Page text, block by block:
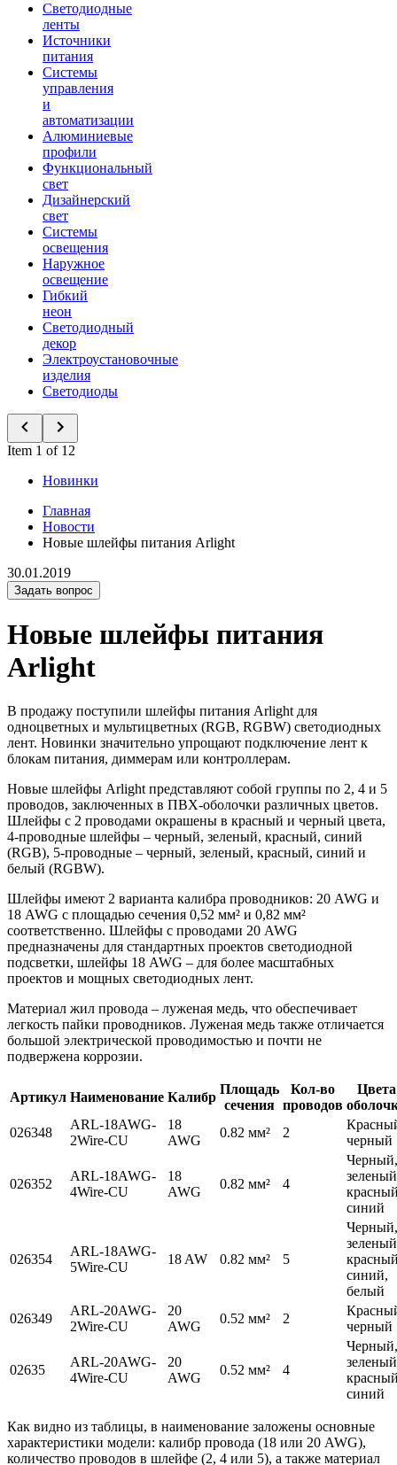
Светодиодные
ленты
Источники
питания
Системы
управления
и
автоматизации
Алюминиевые
профили
Функциональный
свет
Дизайнерский
свет
Системы
освещения
Наружное
освещение
Гибкий
неон
Светодиодный
декор
Электроустановочные
изделия
Светодиоды
Item 1 of 12
Новинки
Главная
Новости
Новые шлейфы питания Arlight
30.01.2019
Задать вопрос
Новые шлейфы питания
Arlight
В продажу поступили шлейфы питания Arlight для
одноцветных и мультицветных (RGB, RGBW) светодиодных
лент. Новинки значительно упрощают подключение лент к
блокам питания, диммерам или контроллерам.
Новые шлейфы Arlight представляют собой группы по 2, 4 и 5
проводов, заключенных в ПВХ-оболочки различных цветов.
Шлейфы с 2 проводами окрашены в красный и черный цвета,
4-проводные шлейфы – черный, зеленый, красный, синий
(RGB), 5-проводные – черный, зеленый, красный, синий и
белый (RGBW).
Шлейфы имеют 2 варианта калибра проводников: 20 AWG и
18 AWG с площадью сечения 0,52 мм² и 0,82 мм²
соответственно. Шлейфы с проводами 20 AWG
предназначены для стандартных проектов светодиодной
подсветки, шлейфы 18 AWG – для более масштабных
проектов и мощных светодиодных лент.
Материал жил провода – луженая медь, что обеспечивает
легкость пайки проводников. Луженая медь также отличается
большой электрической проводимостью и почти не
подвержена коррозии.
Артикул Наименование Калибр
Площадь
сечения
Кол-во
проводов
Цвета
026348
ARL-18AWG-
2Wire-CU
18
AWG
0.82 мм² 2
черный
026352
ARL-18AWG-
4Wire-CU
18
AWG
0.82 мм² 4
Черный,
синий
026354
ARL-18AWG-
5Wire-CU
18 AW 0.82 мм² 5
Черный,
синий,
белый
026349
ARL-20AWG-
2Wire-CU
20
AWG
0.52 мм² 2
черный
02635
ARL-20AWG-
4Wire-CU
20
AWG
0.52 мм² 4
Черный,
синий
Как видно из таблицы, в наименование заложены основные
характеристики модели: калибр провода (18 или 20 AWG),
количество проводов в шлейфе (2, 4 или 5), а также материал